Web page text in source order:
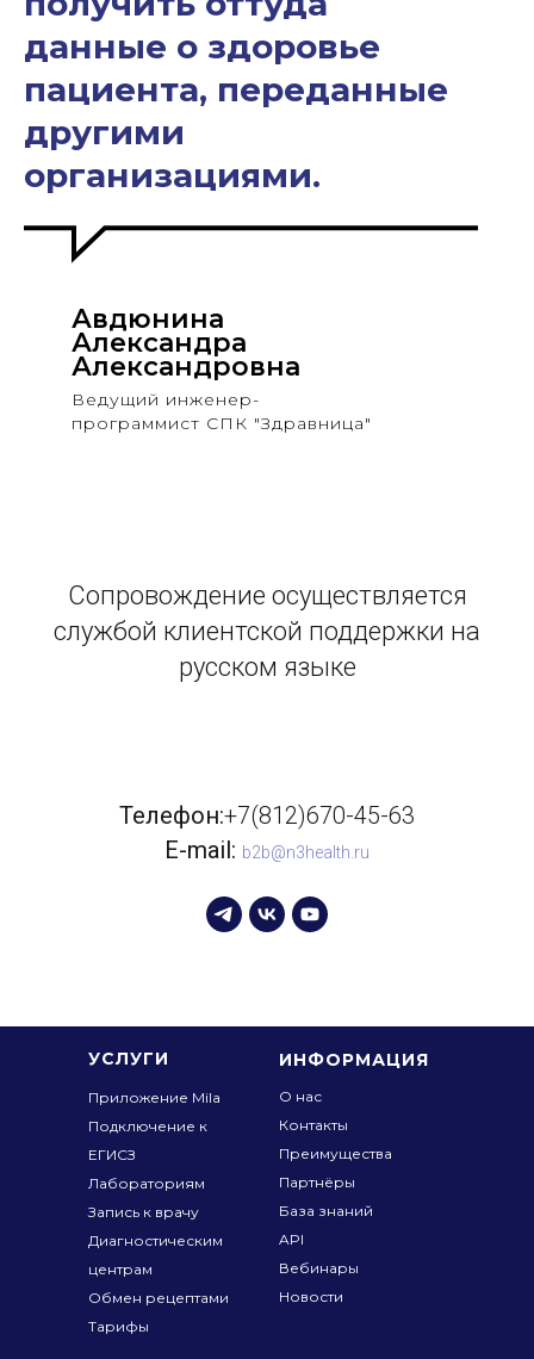
данные о здоровье
пациента, переданные
другими
организациями.
Авдюнина
Александра
Александровна
Ведущий инженер-
программист СПК "Здравница"
Сопровождение осуществляется
службой клиентской поддержки на
русском языке
Телефон:+7(812)670-45-63
E-mail: b2b@n3health.ru
ИНФОРМАЦИЯ
О нас
Контакты
Преимущества
Партнёры
База знаний
API
Вебинары
Новости
УСЛУГИ
Приложение Mila
Подключение к
ЕГИСЗ
Лабораториям
Запись к врачу
Диагностическим
центрам
Обмен рецептами
Тарифы